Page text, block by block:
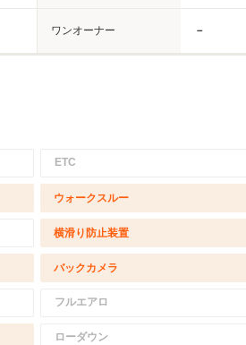
ワンオーナー －
ETC
ウォークスルー
横滑り防止装置
バックカメラ
フルエアロ
ローダウン